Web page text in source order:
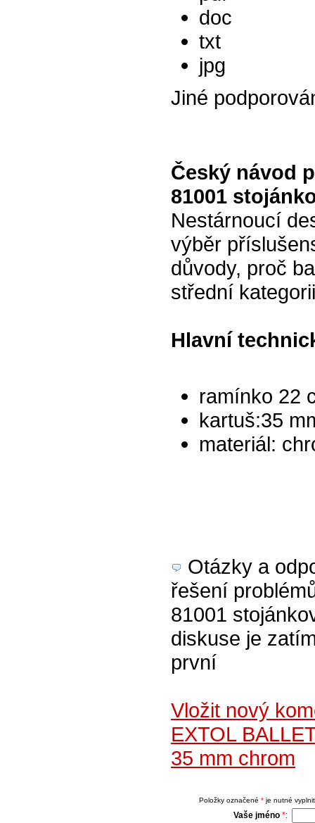
doc
txt
jpg
Jiné
Český návod
81001
Nestárnoucí
výběr
důvody, proč
střední
Hlavní
ramínko 22
kartuš:35
materiál:
Otázky a
řešení
81001
diskuse je
první
Vložit nový
EXTOL
35 mm chrom
Položky označené *je nutné
Vaše jméno *: